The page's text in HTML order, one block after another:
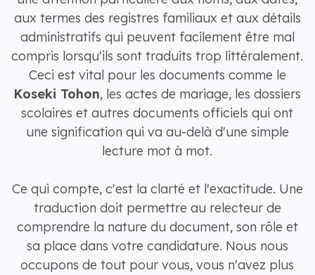
aux termes des registres familiaux et aux détails
administratifs qui peuvent facilement être mal
compris lorsqu'ils sont traduits trop littéralement.
Ceci est vital pour les documents comme le
Koseki Tohon, les actes de mariage, les dossiers
scolaires et autres documents officiels qui ont
une signification qui va au-delà d'une simple
lecture mot à mot.
Ce qui compte, c'est la clarté et l'exactitude. Une
traduction doit permettre au relecteur de
comprendre la nature du document, son rôle et
sa place dans votre candidature. Nous nous
occupons de tout pour vous, vous n'avez plus